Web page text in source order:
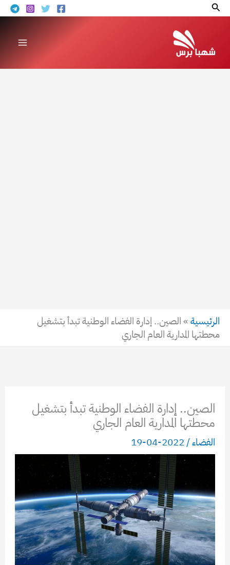
تخطيالبحث
الرئيسية»الصين.. إدارة الفضاء الوطنية تبدأ بتشغيل
محطتها المدارية العام الجاري
الصين.. إدارة الفضاء الوطنية تبدأ بتشغيل
محطتها المدارية العام الجاري
الفضاء/
2022-04-19